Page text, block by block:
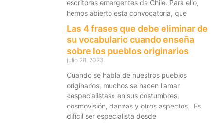
escritores emergentes de Chile. Para ello,
hemos abierto esta convocatoria, que
Las 4 frases que debe eliminar de
su vocabulario cuando enseña
sobre los pueblos originarios
julio 28, 2023
Cuando se habla de nuestros pueblos
originarios, muchos se hacen llamar
«especialistas» en sus costumbres,
cosmovisión, danzas y otros aspectos. Es
difícil ser especialista desde